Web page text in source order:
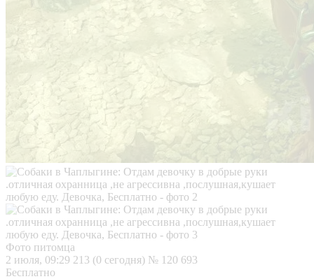
Фото питомца
2 июля, 09:29 213 (0 сегодня) № 120 693
Бесплатно